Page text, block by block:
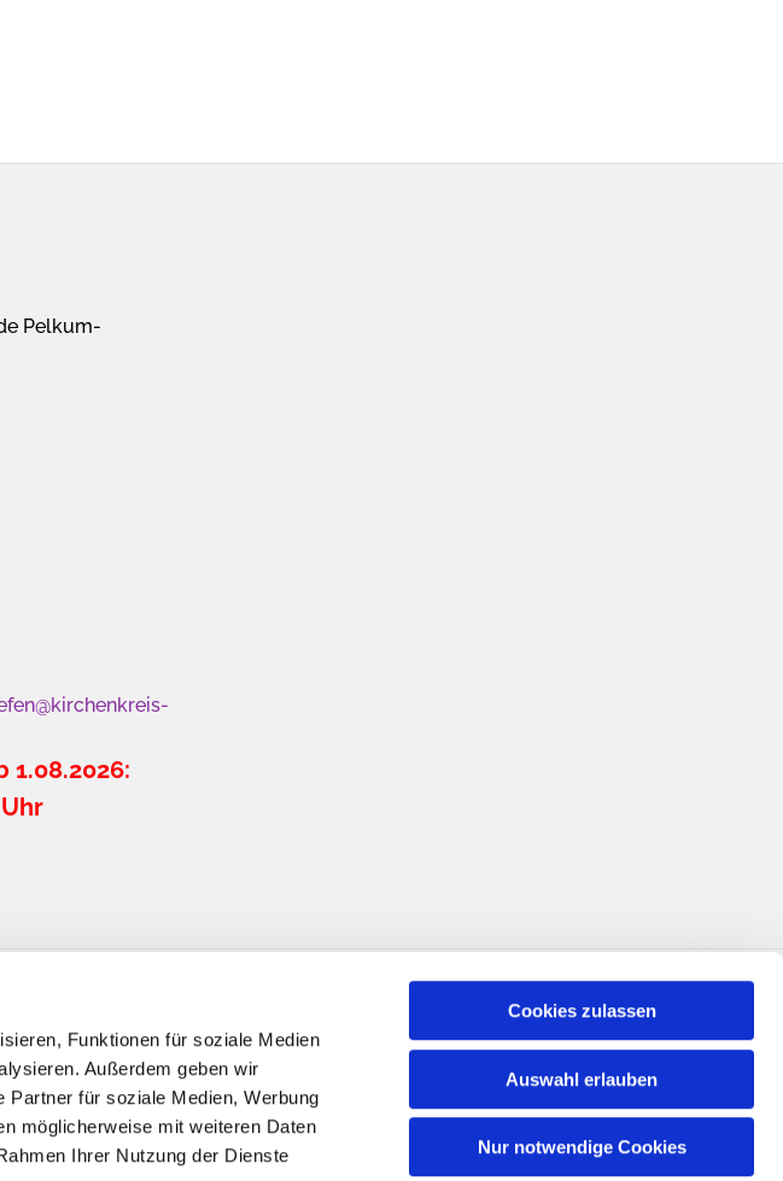
Funktionen für soziale Medien
Außerdem geben wir
Partner für soziale Medien, Werbung
möglicherweise mit weiteren Daten
Ihrer Nutzung der Dienste
Cookies zulassen
Auswahl erlauben
Nur notwendige Cookies
Pelkum-
1.08.2026: